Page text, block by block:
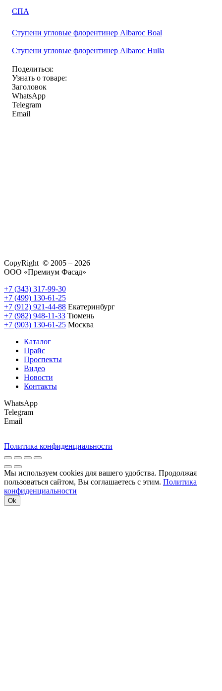
СПА
Ступени угловые флорентинер Albaroc Boal
Ступени угловые флорентинер Albaroc Hulla
Поделиться:
Узнать о товаре:
Заголовок
WhatsApp
Telegram
Email
CopyRight © 2005 – 2026
ООО «Премиум Фасад»
+7 (343) 317-99-30
+7 (499) 130-61-25
+7 (912) 921-44-88 Екатеринбург
+7 (982) 948-11-33 Тюмень
+7 (903) 130-61-25 Москва
Каталог
Прайс
Проспекты
Видео
Новости
Контакты
WhatsApp
Telegram
Email
Политика конфиденциальности
Мы используем cookies для вашего удобства. Продолжая
пользоваться сайтом, Вы соглашаетесь с этим. Политика
конфиденциальности
Ok